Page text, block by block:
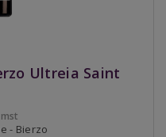
Ultreia Saint
- Bierzo